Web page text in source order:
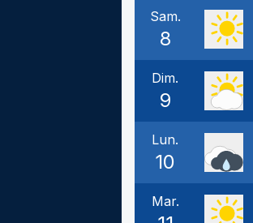
Sam.
8
Dim.
9
Lun.
10
Mar.